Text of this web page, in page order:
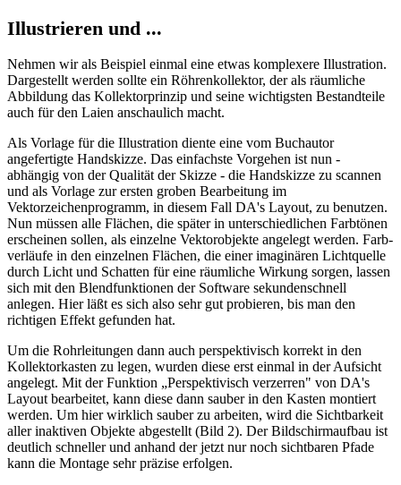
Illustrieren und ...
Nehmen wir als Beispiel einmal eine etwas komplexere Illustration.
Dargestellt werden sollte ein Röhrenkollektor, der als räumliche
Abbildung das Kollektorprinzip und seine wichtigsten Bestandteile
auch für den Laien anschaulich macht.
Als Vorlage für die Illustration diente eine vom Buchautor
angefertigte Handskizze. Das einfachste Vorgehen ist nun -
abhängig von der Qualität der Skizze - die Handskizze zu scannen
und als Vorlage zur ersten groben Bearbeitung im
Vektorzeichenprogramm, in diesem Fall DA's Layout, zu benutzen.
Nun müssen alle Flächen, die später in unterschiedlichen Farbtönen
erscheinen sollen, als einzelne Vektorobjekte angelegt werden. Farb-
verläufe in den einzelnen Flächen, die einer imaginären Lichtquelle
durch Licht und Schatten für eine räumliche Wirkung sorgen, lassen
sich mit den Blendfunktionen der Software sekundenschnell
anlegen. Hier läßt es sich also sehr gut probieren, bis man den
richtigen Effekt gefunden hat.
Um die Rohrleitungen dann auch perspektivisch korrekt in den
Kollektorkasten zu legen, wurden diese erst einmal in der Aufsicht
angelegt. Mit der Funktion „Perspektivisch verzerren" von DA's
Layout bearbeitet, kann diese dann sauber in den Kasten montiert
werden. Um hier wirklich sauber zu arbeiten, wird die Sichtbarkeit
aller inaktiven Objekte abgestellt (Bild 2). Der Bildschirmaufbau ist
deutlich schneller und anhand der jetzt nur noch sichtbaren Pfade
kann die Montage sehr präzise erfolgen.